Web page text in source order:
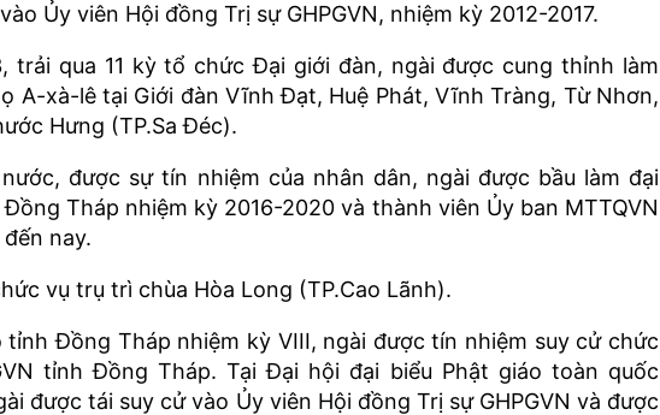
Ủy viên Hội đồng Trị sự GHPGVN, nhiệm kỳ 2012-2017.
trải qua 11 kỳ tổ chức Đại giới đàn, ngài được cung thỉnh làm
A-xà-lê tại Giới đàn Vĩnh Đạt, Huệ Phát, Vĩnh Tràng, Từ Nhơn,
Hưng (TP.Sa Đéc).
được sự tín nhiệm của nhân dân, ngài được bầu làm đại
Tháp nhiệm kỳ 2016-2020 và thành viên Ủy ban MTTQVN
nay.
vụ trụ trì chùa Hòa Long (TP.Cao Lãnh).
tỉnh Đồng Tháp nhiệm kỳ VIII, ngài được tín nhiệm suy cử chức
tỉnh Đồng Tháp. Tại Đại hội đại biểu Phật giáo toàn quốc
được tái suy cử vào Ủy viên Hội đồng Trị sự GHPGVN và được